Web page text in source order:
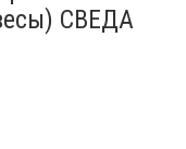
СВЕДА